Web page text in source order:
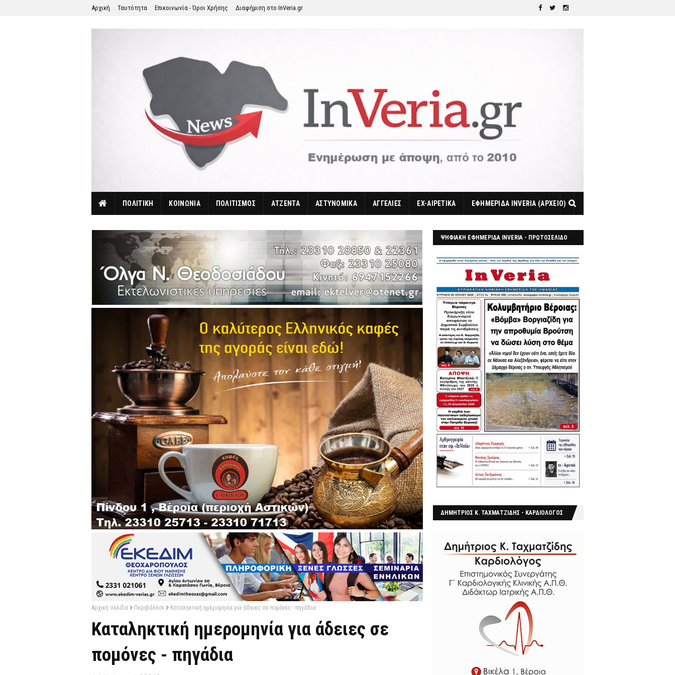
Αρχική Ταυτότητα Επικοινωνία - Όροι Χρήσης Διαφήμιση στο InVeria.gr
ΠΟΛΙΤΙΚΗ ΚΟΙΝΩΝΙΑ ΠΟΛΙΤΙΣΜΟΣ ΑΤΖΕΝΤΑ ΑΣΤΥΝΟΜΙΚΑ ΑΓΓΕΛΙΕΣ EX-ΑΙΡΕΤΙΚΑ ΕΦΗΜΕΡΙΔΑ INVERIA (ΑΡΧΕΙΟ)
Αρχική σελίδα Περιβάλλον Καταληκτική ημερομηνία για άδειες σε πομόνες - πηγάδια
Καταληκτική ημερομηνία για άδειες σε
πομόνες - πηγάδια
ΨΗΦΙΑΚΗ ΕΦΗΜΕΡΙΔΑ INVERIA - ΠΡΩΤΟΣΕΛΙΔΟ
ΔΗΜΗΤΡΙΟΣ Κ. ΤΑΧΜΑΤΖΙΔΗΣ - ΚΑΡΔΙΟΛΟΓΟΣ